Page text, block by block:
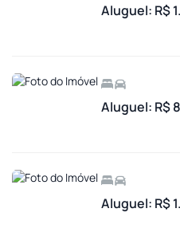
Aluguel: R$
Aluguel: R$
Aluguel: R$